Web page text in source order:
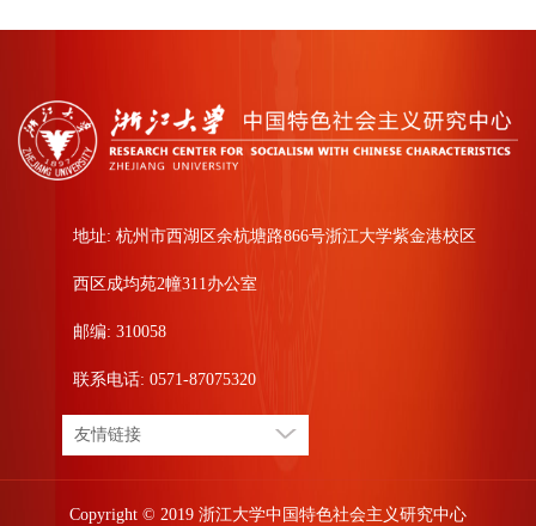
地址: 杭州市西湖区余杭塘路866号浙江大学紫金港校区
西区成均苑2幢311办公室
邮编: 310058
联系电话: 0571-87075320
友情链接
Copyright © 2019 浙江大学中国特色社会主义研究中心